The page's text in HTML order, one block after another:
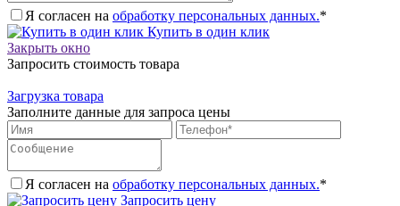
Я согласен на обработку персональных данных.*
Купить в один клик
Закрыть окно
Запросить стоимость товара
Загрузка товара
Заполните данные для запроса цены
Я согласен на обработку персональных данных.*
Запросить цену